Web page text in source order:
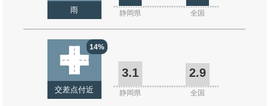
雨 静岡県 全国
14%
交差点付近
3.1 2.9
静岡県 全国